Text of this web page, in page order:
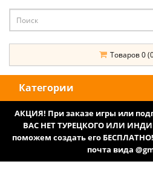
Товаров 0
Категории
АКЦИЯ! При заказе игры или
ВАС НЕТ ТУРЕЦКОГО ИЛИ
поможем создать его
почта вида